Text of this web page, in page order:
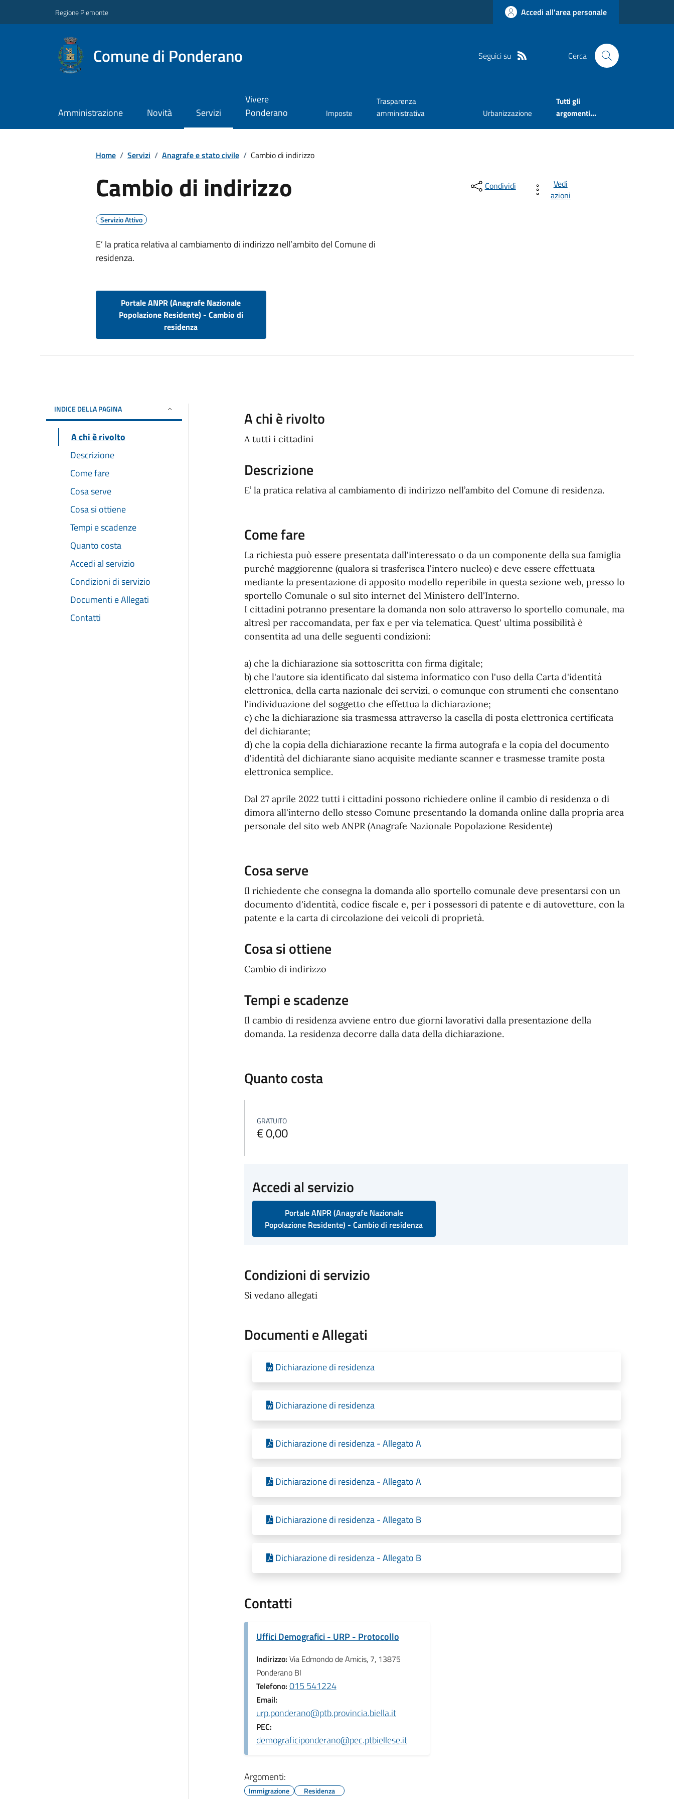
Regione Piemonte Accedi all'area personale
Comune di Ponderano Seguici su Cerca
Amministrazione Novità Servizi
Vivere
Ponderano
Imposte
Trasparenza
amministrativa
Urbanizzazione
Tutti gli
argomenti...
Home / Servizi / Anagrafe e stato civile / Cambio di indirizzo
Cambio di indirizzo
Servizio Attivo
E’ la pratica relativa al cambiamento di indirizzo nell’ambito del Comune di
residenza.
Portale ANPR (Anagrafe Nazionale
Popolazione Residente) - Cambio di
residenza
Condividi
Vedi
azioni
INDICE DELLA PAGINA
A chi è rivolto
Descrizione
Come fare
Cosa serve
Cosa si ottiene
Tempi e scadenze
Quanto costa
Accedi al servizio
Condizioni di servizio
Documenti e Allegati
Contatti
A chi è rivolto
A tutti i cittadini
Descrizione
E’ la pratica relativa al cambiamento di indirizzo nell’ambito del Comune di residenza.
Come fare
La richiesta può essere presentata dall'interessato o da un componente della sua famiglia
purché maggiorenne (qualora si trasferisca l'intero nucleo) e deve essere effettuata
mediante la presentazione di apposito modello reperibile in questa sezione web, presso lo
sportello Comunale o sul sito internet del Ministero dell'Interno.
I cittadini potranno presentare la domanda non solo attraverso lo sportello comunale, ma
altresì per raccomandata, per fax e per via telematica. Quest' ultima possibilità è
consentita ad una delle seguenti condizioni:
a) che la dichiarazione sia sottoscritta con firma digitale;
b) che l'autore sia identificato dal sistema informatico con l'uso della Carta d'identità
elettronica, della carta nazionale dei servizi, o comunque con strumenti che consentano
l'individuazione del soggetto che effettua la dichiarazione;
c) che la dichiarazione sia trasmessa attraverso la casella di posta elettronica certificata
del dichiarante;
d) che la copia della dichiarazione recante la firma autografa e la copia del documento
d'identità del dichiarante siano acquisite mediante scanner e trasmesse tramite posta
elettronica semplice.
Dal 27 aprile 2022 tutti i cittadini possono richiedere online il cambio di residenza o di
dimora all'interno dello stesso Comune presentando la domanda online dalla propria area
personale del sito web ANPR (Anagrafe Nazionale Popolazione Residente)
Cosa serve
Il richiedente che consegna la domanda allo sportello comunale deve presentarsi con un
documento d'identità, codice fiscale e, per i possessori di patente e di autovetture, con la
patente e la carta di circolazione dei veicoli di proprietà.
Cosa si ottiene
Cambio di indirizzo
Tempi e scadenze
Il cambio di residenza avviene entro due giorni lavorativi dalla presentazione della
domanda. La residenza decorre dalla data della dichiarazione.
Quanto costa
GRATUITO
€ 0,00
Accedi al servizio
Portale ANPR (Anagrafe Nazionale
Popolazione Residente) - Cambio di residenza
Condizioni di servizio
Si vedano allegati
Documenti e Allegati
Dichiarazione di residenza
Dichiarazione di residenza
Dichiarazione di residenza - Allegato A
Dichiarazione di residenza - Allegato A
Dichiarazione di residenza - Allegato B
Dichiarazione di residenza - Allegato B
Contatti
Uffici Demografici - URP - Protocollo
Indirizzo: Via Edmondo de Amicis, 7, 13875
Ponderano BI
Telefono: 015 541224
Email:
urp.ponderano@ptb.provincia.biella.it
PEC:
demograficiponderano@pec.ptbiellese.it
Argomenti:
Immigrazione Residenza